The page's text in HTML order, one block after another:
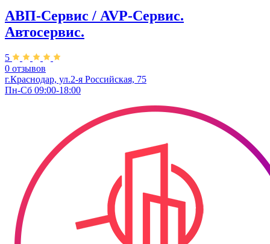
АВП-Сервис / AVP-Сервис.
Автосервис.
5
0 отзывов
г.Краснодар, ул.2-я Российская, 75
Пн-Сб 09:00-18:00